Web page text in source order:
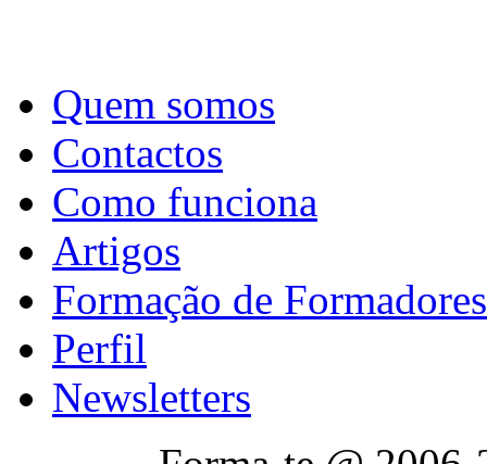
Quem somos
Contactos
Como funciona
Artigos
Formação de Formadores
Perfil
Newsletters